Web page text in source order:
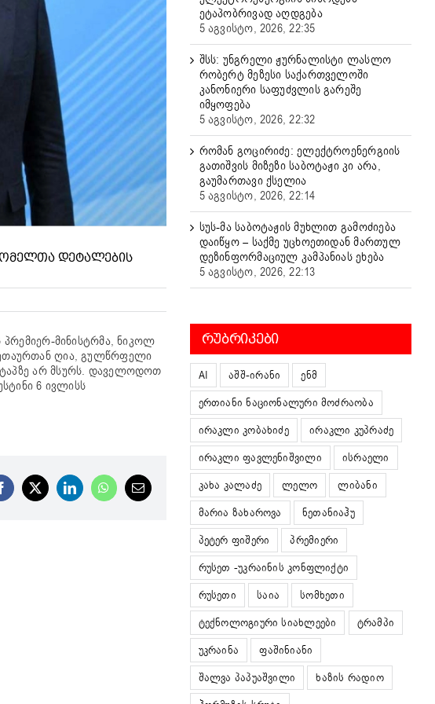
ᲓᲔᲢᲐᲚᲔᲑᲘᲡ
პრემიერ-მინისტრმა, ნიკოლ
ღია, გულწრფელი
არ მსურს. დაველოდოთ
6 ივლისს
Facebook
X LinkedInWhatsApp
Email
ეტაპობრივად აღდგება
5 აგვისტო, 2026, 22:35
შსს: უნგრელი ჟურნალისტი ლასლო
რობერტ მეზესი საქართველოში
კანონიერი საფუძვლის გარეშე
იმყოფება
5 აგვისტო, 2026, 22:32
რომან გოცირიძე: ელექტროენერგიის
გათიშვის მიზეზი საბოტაჟი კი არა,
გაუმართავი ქსელია
5 აგვისტო, 2026, 22:14
სუს-მა საბოტაჟის მუხლით გამოძიება
დაიწყო – საქმე უცხოეთიდან მართულ
დეზინფორმაციულ კამპანიას ეხება
5 აგვისტო, 2026, 22:13
ᲠᲣᲑᲠᲘᲙᲔᲑᲘ
AI აშშ-ირანი
ენმ
ერთიანი ნაციონალური მოძრაობა
ირაკლი კობახიძე
ირაკლი კუპრაძე
ირაკლი ფავლენიშვილი
ისრაელი
კახა კალაძე
ლელო
ლიბანი
მარია ზახაროვა
ნეთანიაჰუ
პეტერ ფიშერი
პრემიერი
რუსეთ -უკრაინის კონფლიქტი
რუსეთი
საია
სომხეთი
ტექნოლოგიური სიახლეები
ტრამპი
უკრაინა
ფაშინიანი
შალვა პაპუაშვილი
ხაზის რადიო